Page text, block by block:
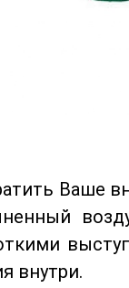
Ваше
внутри.